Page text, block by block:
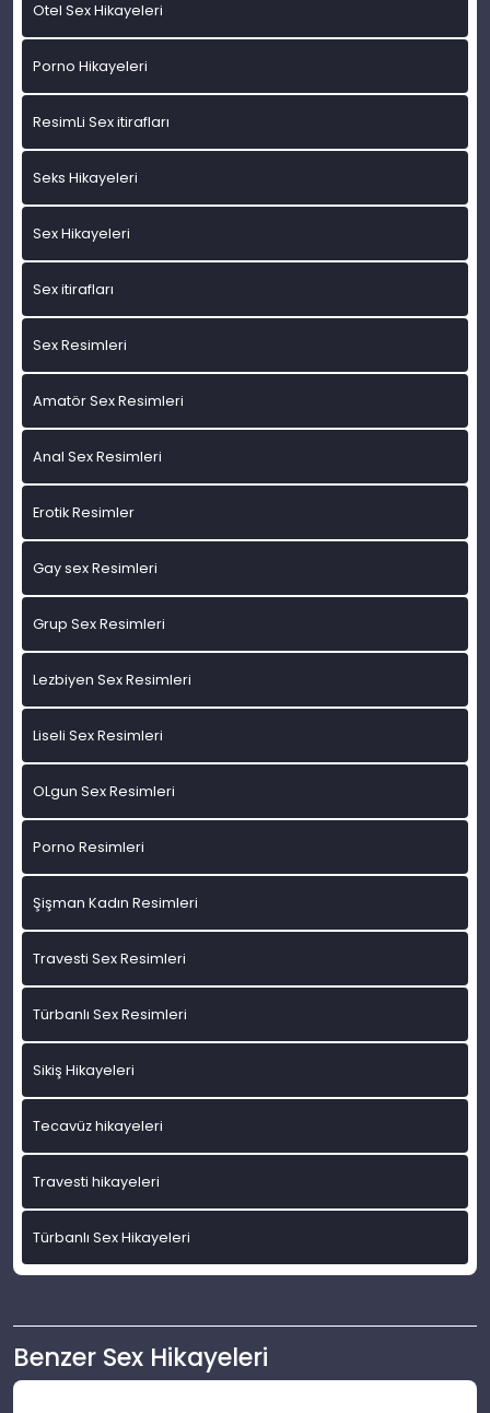
Otel Sex Hikayeleri
Porno Hikayeleri
ResimLi Sex itirafları
Seks Hikayeleri
Sex Hikayeleri
Sex itirafları
Sex Resimleri
Amatör Sex Resimleri
Anal Sex Resimleri
Erotik Resimler
Gay sex Resimleri
Grup Sex Resimleri
Lezbiyen Sex Resimleri
Liseli Sex Resimleri
OLgun Sex Resimleri
Porno Resimleri
Şişman Kadın Resimleri
Travesti Sex Resimleri
Türbanlı Sex Resimleri
Sikiş Hikayeleri
Tecavüz hikayeleri
Travesti hikayeleri
Türbanlı Sex Hikayeleri
Benzer Sex Hikayeleri